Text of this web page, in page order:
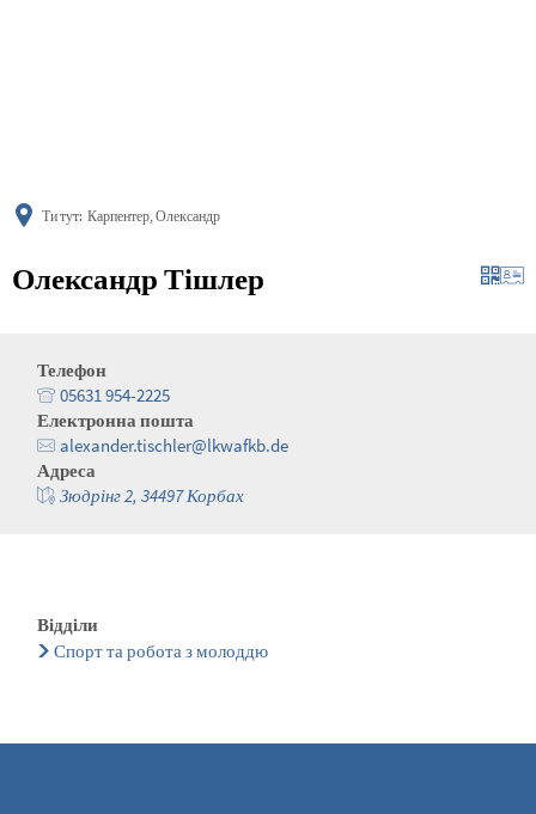
Ти тут: Карпентер, Олександр
Олександр Тішлер
Телефон
05631 954-2225
Електронна пошта
alexander.tischler@lkwafkb.de
Адреса
Зюдрінг 2, 34497 Корбах
Відділи
Спорт та робота з молоддю